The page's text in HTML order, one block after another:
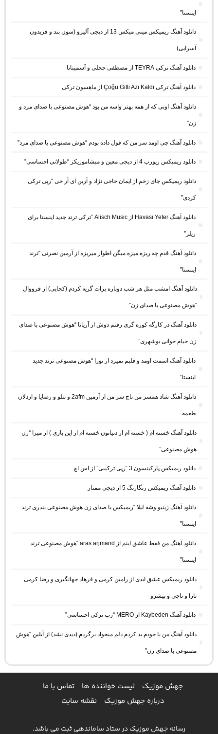
اینستا”
دانلود آهنگ ریمیکس مینی میکس 13 از دیجی آلیزو (سون بند و فریدون
آسرایی)
دانلود آهنگ ترکی TEYRA از مصطفی ججلی و آسمیناتا
دانلود آهنگ ترکی Çoğu Gitti Azı Kaldı از ماهسون ترکی
دانلود آهنگ اونی که از همه بهتر واسه من بود “هوش مصنوعی با صدای مرد و
زن”
دانلود آهنگ چی اومد سر من که قول داده بودم “هوش مصنوعی با صدای مرد”
دانلود ریمیکس ریورب 4 از دیجی معین و میشاموزیکز “طولانی احساسی”
دانلود ریمیکس جای زخم از ایمان حاجی نژاد و آرین ای آر جی “رپی ترکی
کردی”
دانلود آهنگ Havası Yeter از Alisch Music “ترکی ترند جدید اینستا برای
ریلز”
دانلود آهنگ ﻗﺪم ﭼﻪ رﻳﺰه ﻣﻴﺰه ﻣﻴﮕﻦ اﻃﻮار ﻣﻴﺮﻳﺰه از آرمین نصرتی “ترند
اینستا”
دانلود آهنگ امشب مثل هر شب دوباره برات گریه کردم (کجایی) از فرووال
“هوش مصنوعی با صدای زن”
دانلود آهنگ در کارگه کوزه گری رفتم دوش از آریانا “هوش مصنوعی با صدای
زن خیام خوانی بوشهری”
دانلود آهنگ اسمت اومد و قلبم نمیزد از نورا “هوش مصنوعی ترند جدید
اینستا”
دانلود آهنگ شاد همسر من تاج سر من از آرمین 2afm و تتلو و رضایا و اردلان
طعمه
دانلود آهنگ خسته ام ( خسته ام از دنیاتون خسته ام از این بازی ) از میرا “زن
هوش مصنوعی”
دانلود ریمیکس پارکینسون 3 “رپی ترکیبی” از اس اچ
دانلود آهنگ ریمیکس رنگارنگ 5 از دیجی ممتاز
دانلود آهنگ زینبو وشه لیلا “ریمیکس با صدای زن هوش مصنوعی بندری ترند
اینستا”
دانلود آهنگ من فقط عاشق اینم از aras arjmand “هوش مصنوعی ترند
اینستا”
دانلود ریمیکس عشق ابدی از رامین کرمی و فرهاد جهانگیری و رضا کرمی
تارا و ناجی و پیشرو
دانلود آهنگ Kaybeden از MERO “رپ ترکی احساسی”
دانلود آهنگ من با خودم بد کردم دلم میخواد برگردم (دیدی نشد) از آیلین “هوش
مصنوعی با صدای زن”
جهش موزیک لیست خواننده ها
تماس با ما
درباره جهش موزیک
نقشه سایت
رسانه جهش موزیک در ستاد ساماندهی ثبت می باشد.